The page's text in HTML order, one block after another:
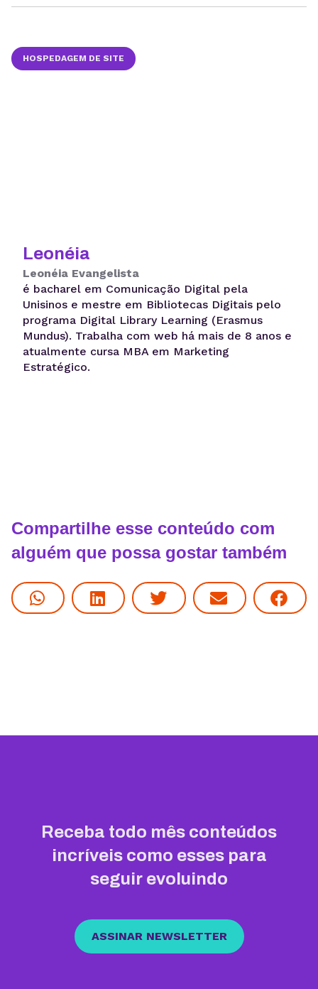
HOSPEDAGEM DE SITE
Leonéia
Leonéia Evangelista
é bacharel em Comunicação Digital pela
Unisinos e mestre em Bibliotecas Digitais pelo
programa Digital Library Learning (Erasmus
Mundus). Trabalha com web há mais de 8 anos e
atualmente cursa MBA em Marketing
Estratégico.
Compartilhe esse conteúdo com
alguém que possa gostar também
Receba todo mês conteúdos
incríveis como esses para
seguir evoluindo
ASSINAR NEWSLETTER